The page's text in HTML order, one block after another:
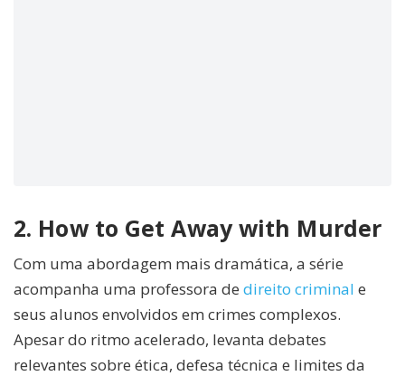
2. How to Get Away with Murder
Com uma abordagem mais dramática, a série
acompanha uma professora de direito criminal e
seus alunos envolvidos em crimes complexos.
Apesar do ritmo acelerado, levanta debates
relevantes sobre ética, defesa técnica e limites da